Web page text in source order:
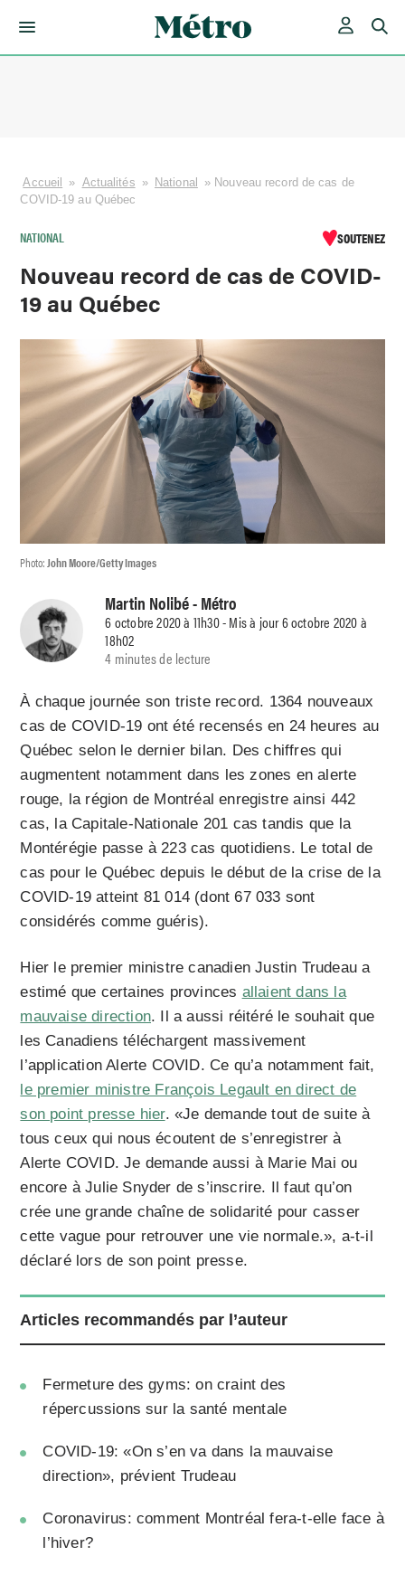
Accueil » Actualités » National » Nouveau record de cas de
COVID-19 au Québec
NATIONAL SOUTENEZ
Nouveau record de cas de COVID-
19 au Québec
Photo:John Moore/Getty Images
Martin Nolibé- Métro
6 octobre 2020 à 11h30 - Mis à jour 6 octobre 2020 à
18h02
4 minutes de lecture
À chaque journée son triste record. 1364 nouveaux
cas de COVID-19 ont été recensés en 24 heures au
Québec selon le dernier bilan. Des chiffres qui
augmentent notamment dans les zones en alerte
rouge, la région de Montréal enregistre ainsi 442
cas, la Capitale-Nationale 201 cas tandis que la
Montérégie passe à 223 cas quotidiens. Le total de
cas pour le Québec depuis le début de la crise de la
COVID-19 atteint 81 014 (dont 67 033 sont
considérés comme guéris).
Hier le premier ministre canadien Justin Trudeau a
estimé que certaines provinces allaient dans la
mauvaise direction. Il a aussi réitéré le souhait que
les Canadiens téléchargent massivement
l’application Alerte COVID. Ce qu’a notamment fait,
le premier ministre François Legault en direct de
son point presse hier. «Je demande tout de suite à
tous ceux qui nous écoutent de s’enregistrer à
Alerte COVID. Je demande aussi à Marie Mai ou
encore à Julie Snyder de s’inscrire. Il faut qu’on
crée une grande chaîne de solidarité pour casser
cette vague pour retrouver une vie normale.», a-t-il
déclaré lors de son point presse.
Articles recommandés par l’auteur
Fermeture des gyms: on craint des
répercussions sur la santé mentale
COVID-19: «On s’en va dans la mauvaise
direction», prévient Trudeau
Coronavirus: comment Montréal fera-t-elle face à
l’hiver?